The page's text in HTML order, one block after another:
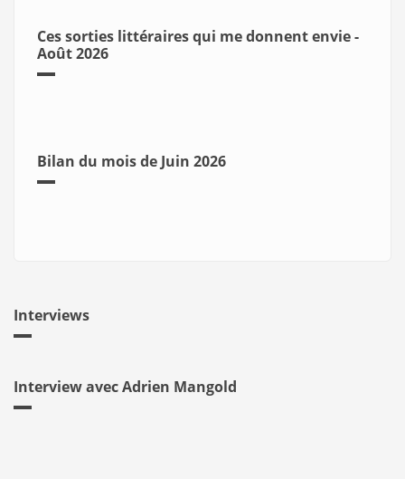
Ces sorties littéraires qui me donnent envie -
Août 2026
Bilan du mois de Juin 2026
Interviews
Interview avec Adrien Mangold